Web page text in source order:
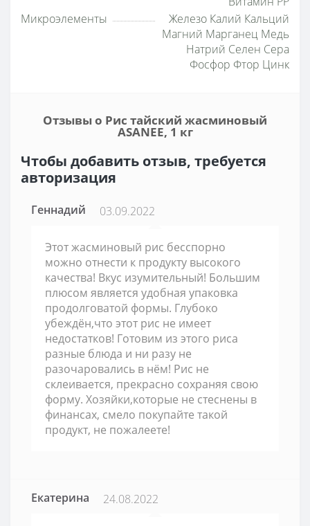
Микроэлементы
Железо Калий Кальций
Магний Марганец Медь
Натрий Селен Сера
Фосфор Фтор Цинк
Отзывы о Рис тайский жасминовый
ASANEE, 1 кг
Чтобы добавить отзыв, требуется
авторизация
Геннадий 03.09.2022
Этот жасминовый рис бесспорно
можно отнести к продукту высокого
качества! Вкус изумительный! Большим
плюсом является удобная упаковка
продолговатой формы. Глубоко
убеждён,что этот рис не имеет
недостатков! Готовим из этого риса
разные блюда и ни разу не
разочаровались в нём! Рис не
склеивается, прекрасно сохраняя свою
форму. Хозяйки,которые не стеснены в
финансах, смело покупайте такой
продукт, не пожалеете!
Екатерина 24.08.2022